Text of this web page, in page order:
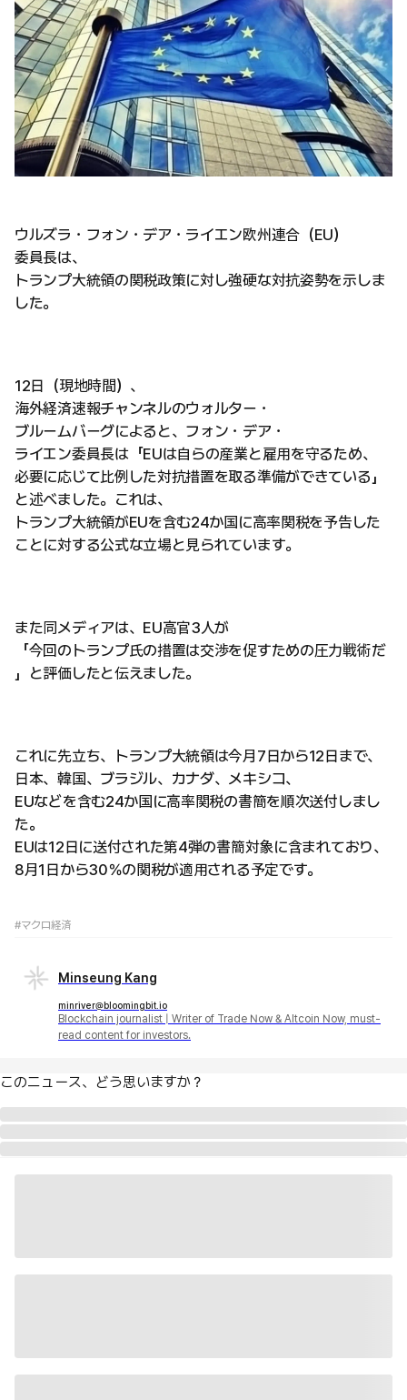
ウルズラ・フォン・デア・ライエン欧州連合（EU）
委員長は、
トランプ大統領の関税政策に対し強硬な対抗姿勢を示しま
した。
12日（現地時間）、
海外経済速報チャンネルのウォルター・
ブルームバーグによると、フォン・デア・
ライエン委員長は「EUは自らの産業と雇用を守るため、
必要に応じて比例した対抗措置を取る準備ができている」
と述べました。これは、
トランプ大統領がEUを含む24か国に高率関税を予告した
ことに対する公式な立場と見られています。
また同メディアは、EU高官3人が
「今回のトランプ氏の措置は交渉を促すための圧力戦術だ
」と評価したと伝えました。
これに先立ち、トランプ大統領は今月7日から12日まで、
日本、韓国、ブラジル、カナダ、メキシコ、
EUなどを含む24か国に高率関税の書簡を順次送付しまし
た。
EUは12日に送付された第4弾の書簡対象に含まれており、
8月1日から30％の関税が適用される予定です。
#マクロ経済
Minseung Kang
minriver@bloomingbit.io
Blockchain journalist | Writer of Trade Now & Altcoin Now, must-
read content for investors.
このニュース、どう思いますか？